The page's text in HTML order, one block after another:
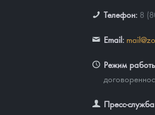
Телефон: 8
Email:
Режим
Пресс-